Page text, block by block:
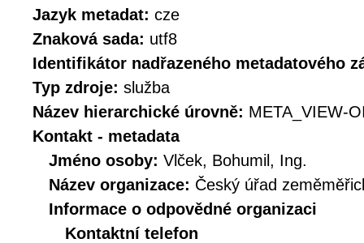
Jazyk metadat: cze
Znaková sada: utf8
Identifikátor nadřazeného metadatového
Typ zdroje: služba
Název hierarchické úrovně: META_VIEW-
Kontakt - metadata
Jméno osoby: Vlček, Bohumil, Ing.
Název organizace: Český úřad
Informace o odpovědné organizaci
Kontaktní telefon